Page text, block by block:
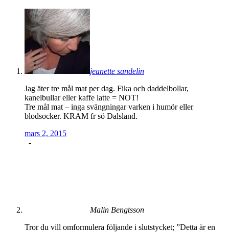
jeanette sandelin
Jag äter tre mål mat per dag. Fika och daddelbollar,
kanelbullar eller kaffe latte = NOT!
Tre mål mat – inga svängningar varken i humör eller
blodsocker. KRAM fr sö Dalsland.
mars 2, 2015
-
Malin Bengtsson
Tror du vill omformulera följande i slutstycket; ”Detta är en